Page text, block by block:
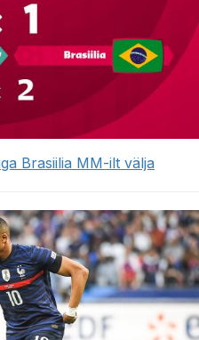
Brasiilia MM-ilt välja